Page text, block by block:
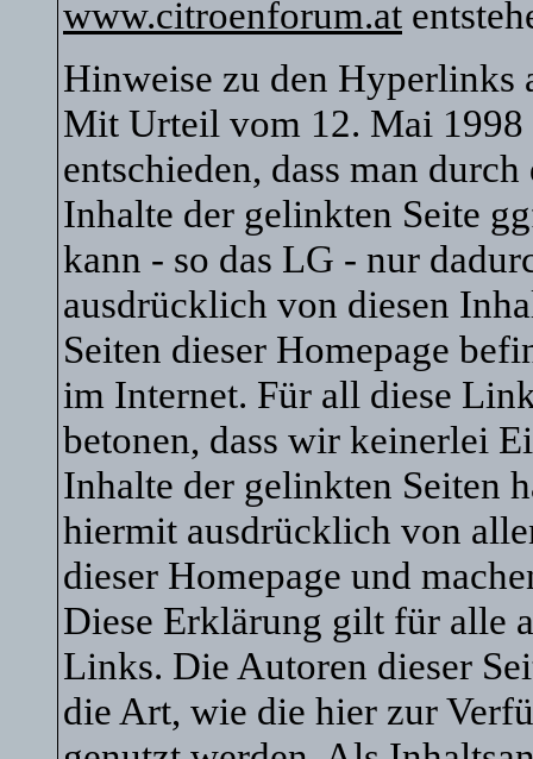
www.citroenforum.at
Hinweise zu den Hyperlinks
Mit Urteil vom 12. Mai 1998
entschieden, dass man
Inhalte der gelinkten Seite
kann - so das LG - nur
ausdrücklich von diesen
Seiten dieser Homepage
im Internet. Für all diese
betonen, dass wir keinerlei
Inhalte der gelinkten Seiten
hiermit ausdrücklich von
dieser Homepage und
Diese Erklärung gilt für alle
Links. Die Autoren dieser
die Art, wie die hier zur